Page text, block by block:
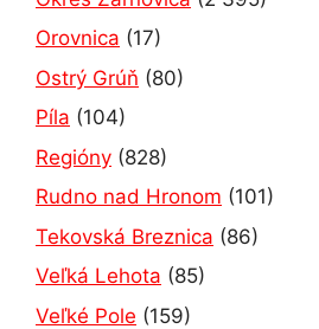
Orovnica (17)
Ostrý Grúň (80)
Píla (104)
Regióny (828)
Rudno nad Hronom (101)
Tekovská Breznica (86)
Veľká Lehota (85)
Veľké Pole (159)